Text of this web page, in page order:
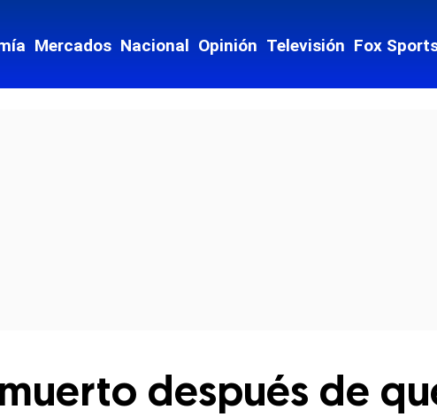
Mercados Nacional Opinión Televisión Fox
después de
whatsapp